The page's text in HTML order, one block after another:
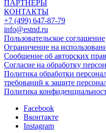
ПАРТНЕРЫ
КОНТАКТЫ
+7 (499) 647-87-79
info@estnd.ru
Пользовательское соглашение
Ограничение на
Сообщение об авторских
Согласие на обработку
Политика обработки
требований к защите
Политика
Facebook
Вконтакте
Instagram